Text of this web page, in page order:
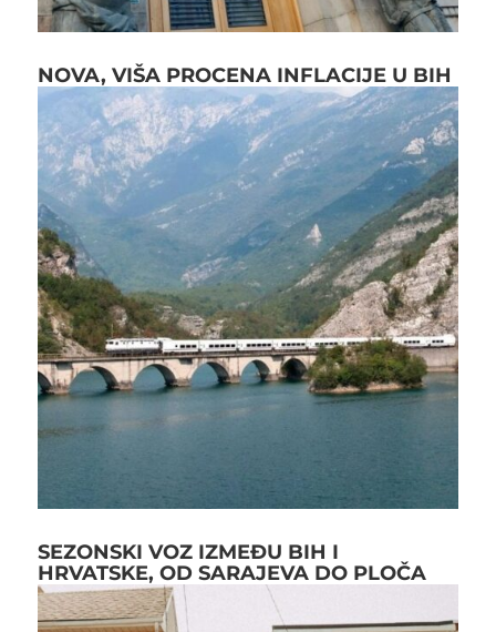
NOVA, VIŠA PROCENA INFLACIJE U BIH
SEZONSKI VOZ IZMEĐU BIH I
HRVATSKE, OD SARAJEVA DO PLOČA